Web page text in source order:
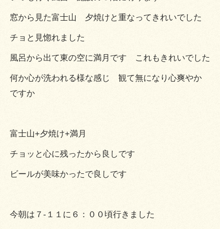
窓から見た富士山 夕焼けと重なってきれいでした
チョと見惚れました
風呂から出て東の空に満月です これもきれいでした
何か心が洗われる様な感じ 観て無になり心爽やか
ですか
富士山+夕焼け+満月
チョッと心に残ったから良しです
ビールが美味かったで良しです
今朝は７-１１に６：００頃行きました